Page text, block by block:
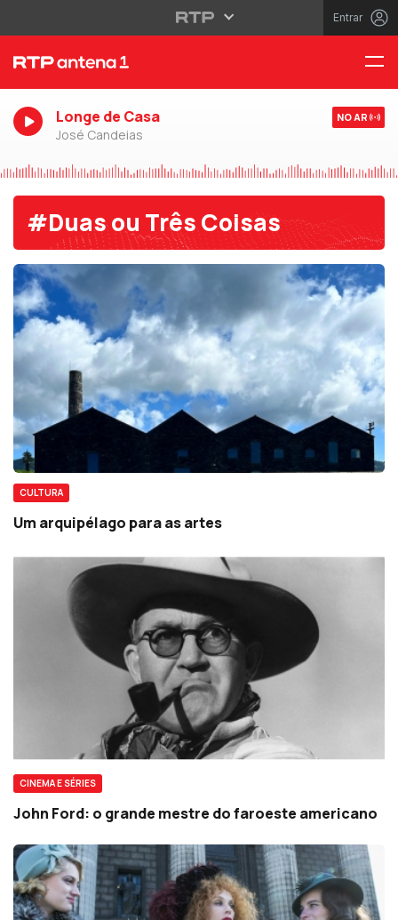
Entrar
Longe de Casa
José Candeias
NO AR
#Duas ou Três Coisas
CULTURA
Um arquipélago para as artes
CINEMA E SÉRIES
John Ford: o grande mestre do faroeste americano